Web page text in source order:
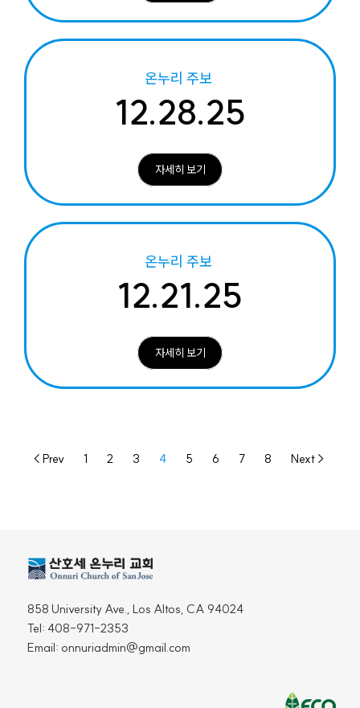
온누리 주보
12.28.25
자세히 보기
온누리 주보
12.21.25
자세히 보기
< Prev 1 2 3 4 5 6 7 8 Next >
858 University Ave., Los Altos, CA 94024
Tel: 408-971-2353
Email: onnuriadmin@gmail.com